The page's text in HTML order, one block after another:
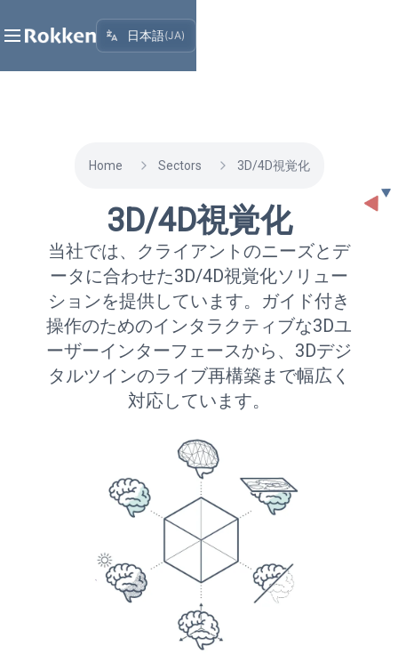
日本語(JA)
Home Sectors 3D/4D視覚化
3D/4D視覚化
当社では、クライアントのニーズとデ
ータに合わせた3D/4D視覚化ソリュー
ションを提供しています。ガイド付き
操作のためのインタラクティブな3Dユ
ーザーインターフェースから、3Dデジ
タルツインのライブ再構築まで幅広く
対応しています。